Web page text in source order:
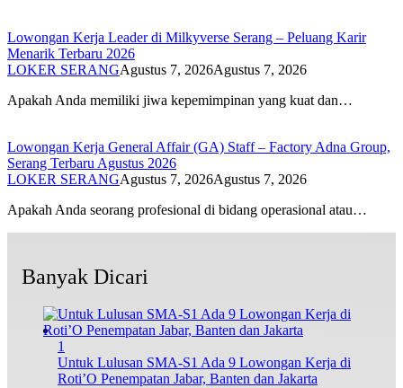
Lowongan Kerja Leader di Milkyverse Serang – Peluang Karir
Menarik Terbaru 2026
LOKER SERANGAgustus 7, 2026Agustus 7, 2026
Apakah Anda memiliki jiwa kepemimpinan yang kuat dan…
Lowongan Kerja General Affair (GA) Staff – Factory Adna Group,
Serang Terbaru Agustus 2026
LOKER SERANGAgustus 7, 2026Agustus 7, 2026
Apakah Anda seorang profesional di bidang operasional atau…
Banyak Dicari
1
Untuk Lulusan SMA-S1 Ada 9 Lowongan Kerja di
Roti’O Penempatan Jabar, Banten dan Jakarta